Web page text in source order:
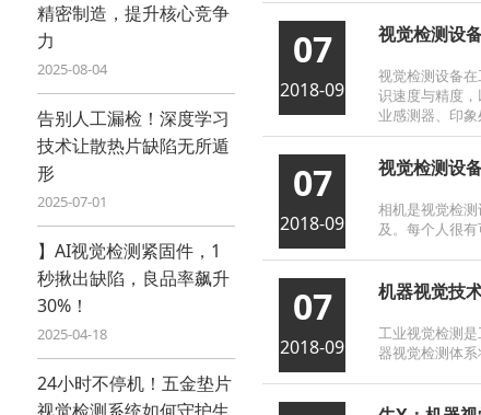
精密制造，提升核心竞争
力
2025-08-04
告别人工漏检！深度学习
技术让散热片缺陷无所遁
形
2025-07-01
】AI视觉检测紧固件，1
秒揪出缺陷，良品率飙升
30%！
2025-04-18
24小时不停机！五金垫片
07
2018-09
视觉检测设
视觉检测设备
识速度与精度
业感测器、印
07
2018-09
视觉检测设
相机是视觉检
及。每个人很
07
2018-09
机器视觉技
工业视觉检测
器视觉检测体系